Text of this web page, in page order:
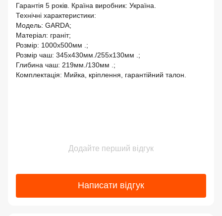
Гарантія 5 років. Країна виробник: Україна.
Технічні характеристики:
Модель: GARDA;
Матеріал: граніт;
Розмір: 1000х500мм .;
Розмір чаш: 345х430мм./255х130мм .;
Глибина чаш: 219мм./130мм .;
Комплектація: Мийка, кріплення, гарантійний талон.
Додайте перший відгук
Написати відгук